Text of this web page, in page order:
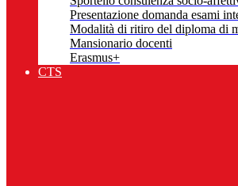
Presentazione domanda esami
Modalità di ritiro del diploma di
Mansionario docenti
Erasmus+
CTS